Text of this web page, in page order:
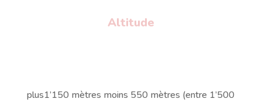
Altitude
plus1’150 mètres moins 550 mètres (entre 1’500